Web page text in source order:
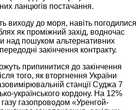
ланцюгів постачання.
виходу до моря, навіть погодилися
як проміжний захід, водночас
над пошуком альтернативних
закінчення контракту.
припинитися до закінчення
того, як вторгнення України
станції Суджа 7
українського кордону. На 12%
газопроводом «Уренгой-